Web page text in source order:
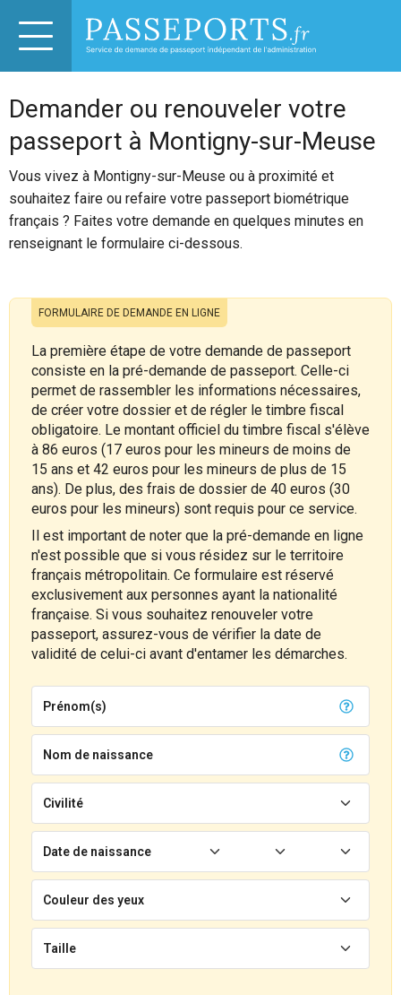
Demander ou renouveler votre
passeport à Montigny-sur-Meuse
Vous vivez à Montigny-sur-Meuse ou à proximité et
souhaitez faire ou refaire votre passeport biométrique
français ? Faites votre demande en quelques minutes en
renseignant le formulaire ci-dessous.
FORMULAIRE DE DEMANDE EN LIGNE
La première étape de votre demande de passeport
consiste en la pré-demande de passeport. Celle-ci
permet de rassembler les informations nécessaires,
de créer votre dossier et de régler le timbre fiscal
obligatoire. Le montant officiel du timbre fiscal s'élève
à 86 euros (17 euros pour les mineurs de moins de
15 ans et 42 euros pour les mineurs de plus de 15
ans). De plus, des frais de dossier de 40 euros (30
euros pour les mineurs) sont requis pour ce service.
Il est important de noter que la pré-demande en ligne
n'est possible que si vous résidez sur le territoire
français métropolitain. Ce formulaire est réservé
exclusivement aux personnes ayant la nationalité
française. Si vous souhaitez renouveler votre
passeport, assurez-vous de vérifier la date de
validité de celui-ci avant d'entamer les démarches.
Prénom(s)
Nom de naissance
Civilité
Date de naissance
Couleur des yeux
Taille